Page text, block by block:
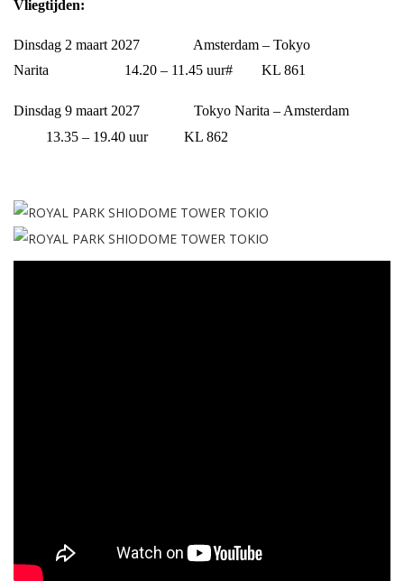
Vliegtijden:
Dinsdag 2 maart 2027 Amsterdam – Tokyo
Narita 14.20 – 11.45 uur# KL 861
Dinsdag 9 maart 2027 Tokyo Narita – Amsterdam
13.35 – 19.40 uur KL 862